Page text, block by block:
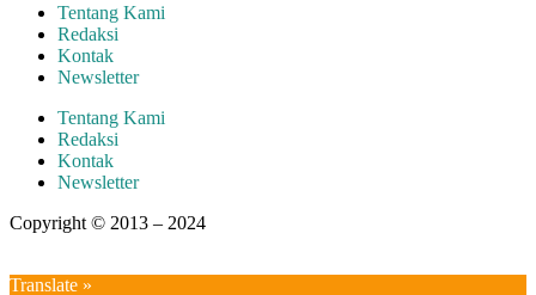
Tentang Kami
Redaksi
Kontak
Newsletter
Tentang Kami
Redaksi
Kontak
Newsletter
Copyright © 2013 – 2024
Translate »